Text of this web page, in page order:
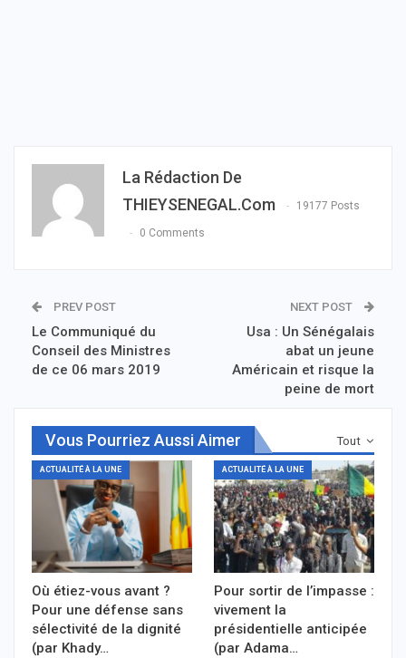
La Rédaction De
THIEYSENEGAL.com
19177 Posts
0 Comments
PREV POST
Le Communiqué du
Conseil des Ministres
de ce 06 mars 2019
NEXT POST
Usa : Un Sénégalais
abat un jeune
Américain et risque la
peine de mort
Tout
Vous Pourriez Aussi Aimer
ACTUALITÉ À LA UNE
Où étiez-vous avant ?
Pour une défense sans
sélectivité de la dignité
(par Khady…
ACTUALITÉ À LA UNE
Pour sortir de l’impasse :
vivement la
présidentielle anticipée
(par Adama…